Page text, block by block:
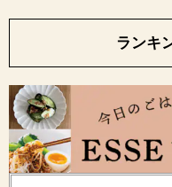
ランキ